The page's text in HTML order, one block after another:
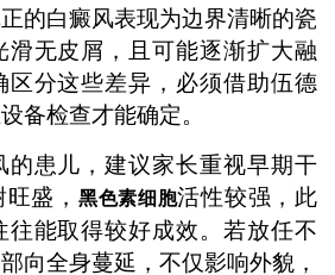
的白癜风表现为边界清晰的瓷
滑无皮屑，且可能逐渐扩大融
区分这些差异，必须借助伍德
备检查才能确定。
的患儿，建议家长重视早期干
盛， 黑色素细胞活性较强，此
往能取得较好成效。若放任不
向全身蔓延，不仅影响外貌，